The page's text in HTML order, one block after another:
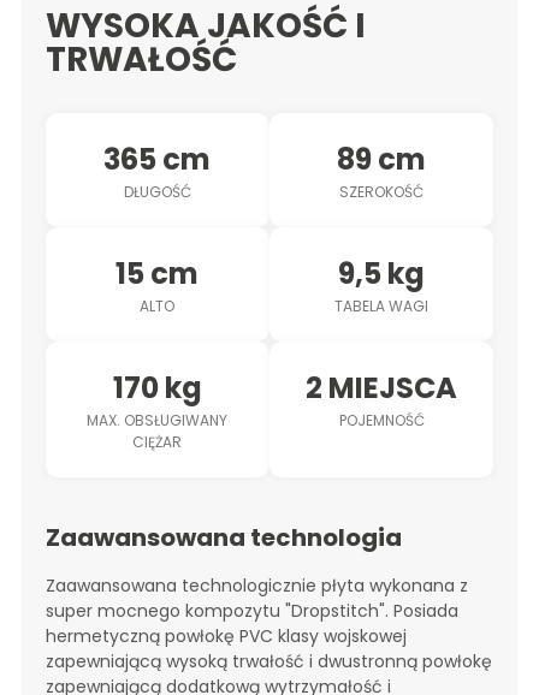
WYSOKA JAKOŚĆ I
TRWAŁOŚĆ
365 cm
DŁUGOŚĆ
89 cm
SZEROKOŚĆ
15 cm
ALTO
9,5 kg
TABELA WAGI
170 kg
MAX. OBSŁUGIWANY
CIĘŻAR
2 MIEJSCA
POJEMNOŚĆ
Zaawansowana technologia
Zaawansowana technologicznie płyta wykonana z
super mocnego kompozytu "Dropstitch". Posiada
hermetyczną powłokę PVC klasy wojskowej
zapewniającą wysoką trwałość i dwustronną powłokę
zapewniającą dodatkową wytrzymałość i